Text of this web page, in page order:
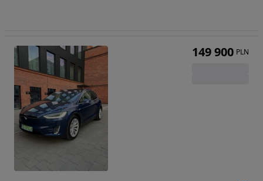
149 900 PLN